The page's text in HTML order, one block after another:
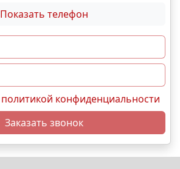
Показать телефон
политикой конфиденциальности
Заказать звонок